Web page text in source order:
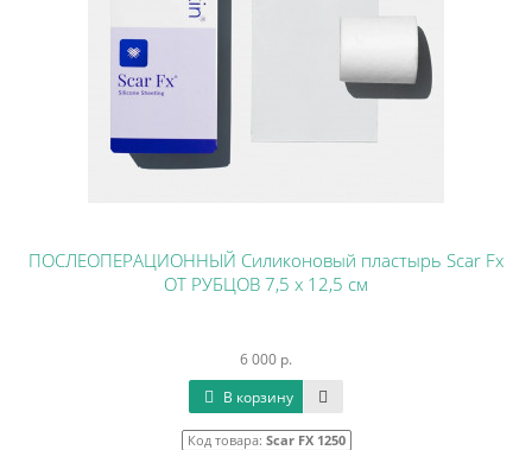
ПОСЛЕОПЕРАЦИОННЫЙ Силиконовый пластырь Scar Fx
ОТ РУБЦОВ 7,5 x 12,5 см
6 000 р.
В корзину
Код товара: Scar FX 1250